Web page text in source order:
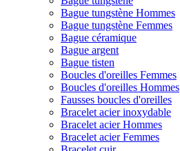
Bague tungstène Hommes
Bague tungstène Femmes
Bague céramique
Bague argent
Bague tisten
Boucles d'oreilles Femmes
Boucles d'oreilles Hommes
Fausses boucles d'oreilles
Bracelet acier inoxydable
Bracelet acier Hommes
Bracelet acier Femmes